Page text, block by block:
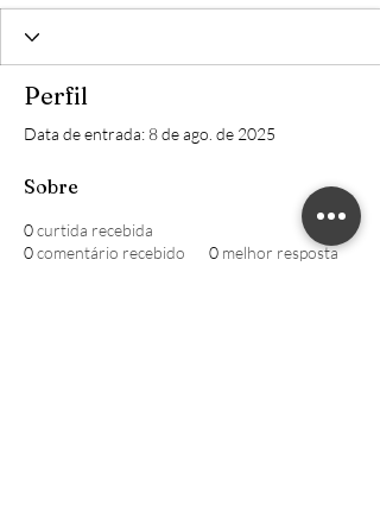
Perfil
Data de entrada: 8 de ago. de 2025
Sobre
0curtida recebida
0comentário recebido 0 melhor resposta